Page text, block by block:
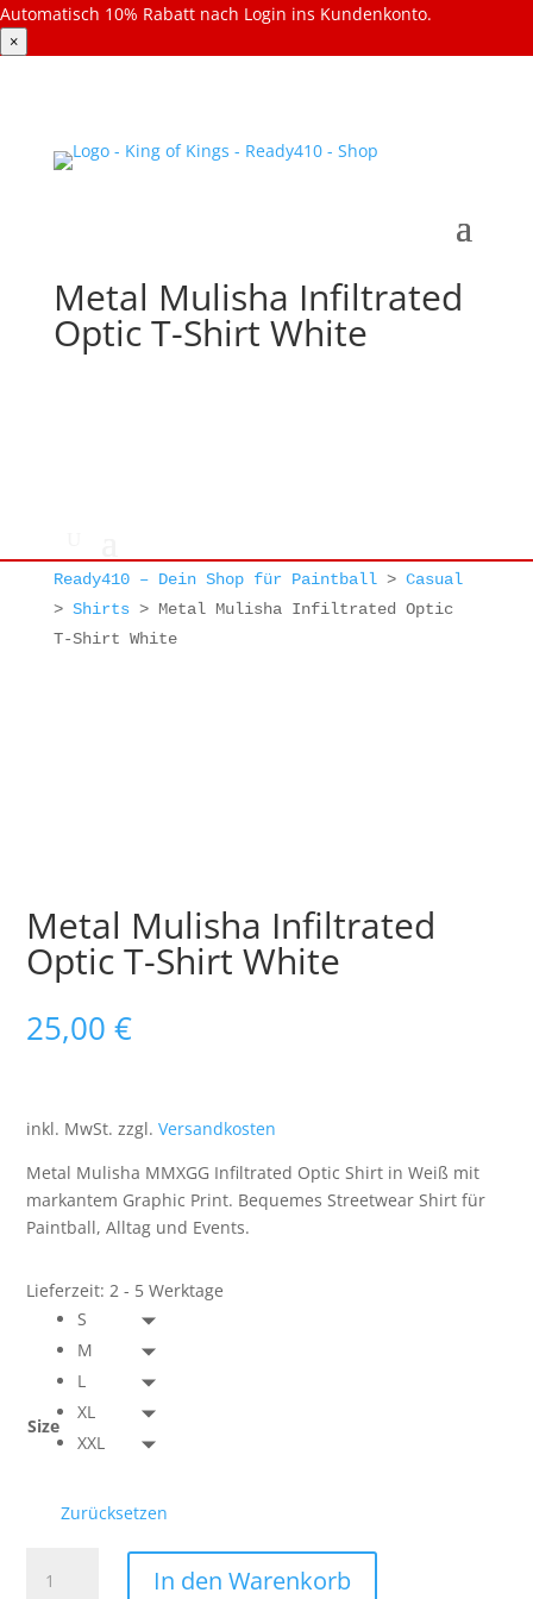
Automatisch 10% Rabatt nach Login ins Kundenkonto.
×
Metal Mulisha Infiltrated
Optic T-Shirt White
Ready410 – Dein Shop für Paintball> Casual
> Shirts> Metal Mulisha Infiltrated Optic
T-Shirt White
Metal Mulisha Infiltrated
Optic T-Shirt White
25,00€
inkl. MwSt. zzgl.Versandkosten
Metal Mulisha MMXGG Infiltrated Optic Shirt in Weiß mit
markantem Graphic Print. Bequemes Streetwear Shirt für
Paintball, Alltag und Events.
Lieferzeit:2 - 5 Werktage
Size
S
M
L
XL
XXL
Zurücksetzen
Mulisha
In den Warenkorb